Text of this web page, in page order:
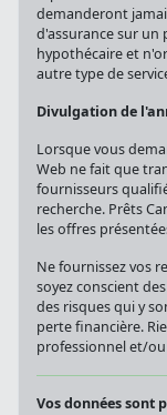
demanderont
d'assurance sur un
hypothécaire et
autre type de
Divulgation de
Lorsque vous
Web ne fait que
fournisseurs
recherche. Prêts
les offres
Ne fournissez vos
soyez conscient
des risques qui y
perte financière.
professionnel et/
Vos données sont